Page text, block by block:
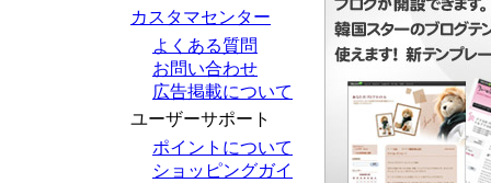
カスタマセンター
よくある質問
お問い合わせ
広告掲載について
ユーザーサポート
ポイントについて
ショッピングガイ